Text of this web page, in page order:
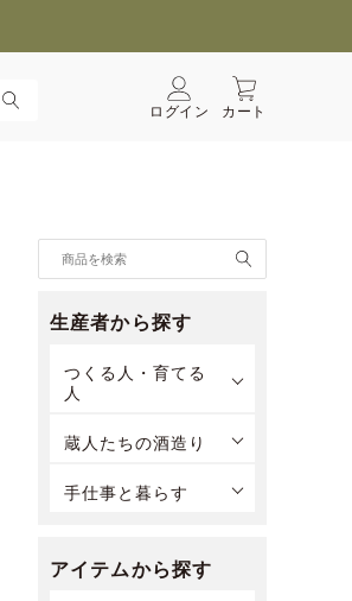
ログイン カート
生産者から探す
つくる人・育てる
人
蔵人たちの酒造り
手仕事と暮らす
アイテムから探す